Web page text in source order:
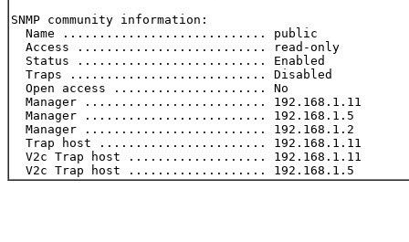
SNMP community information:
  Name ............................ public
  Access .......................... read-only
  Status .......................... Enabled
  Traps ........................... Disabled
  Open access ..................... No
  Manager ......................... 192.168.1.11
  Manager ......................... 192.168.1.5
  Manager ......................... 192.168.1.2
  Trap host ....................... 192.168.1.11
  V2c Trap host ................... 192.168.1.11